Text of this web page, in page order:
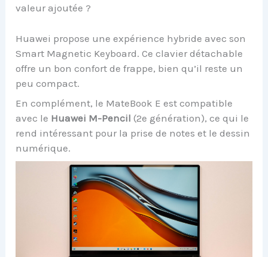
valeur ajoutée ?
Huawei propose une expérience hybride avec son
Smart Magnetic Keyboard. Ce clavier détachable
offre un bon confort de frappe, bien qu’il reste un
peu compact.
En complément, le MateBook E est compatible
avec le Huawei M-Pencil (2e génération), ce qui le
rend intéressant pour la prise de notes et le dessin
numérique.